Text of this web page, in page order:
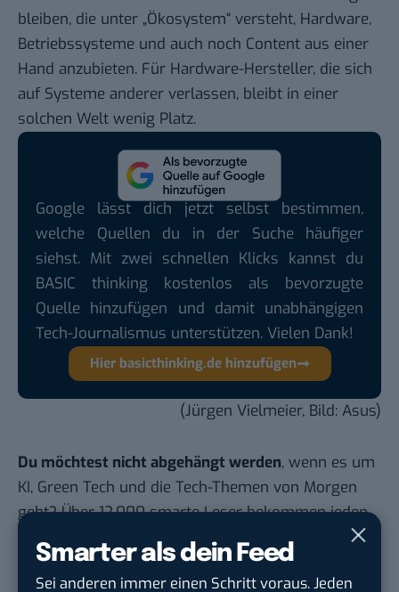
Smarter als dein Feed
Sei anderen immer einen Schritt voraus. Jeden
bleiben, die unter „Ökosystem“ versteht, Hardware,
Betriebssysteme und auch noch Content aus einer
Hand anzubieten. Für Hardware-Hersteller, die sich
auf Systeme anderer verlassen, bleibt in einer
solchen Welt wenig Platz.
Google lässt dich jetzt selbst bestimmen,
welche Quellen du in der Suche häufiger
siehst. Mit zwei schnellen Klicks kannst du
BASIC thinking kostenlos als bevorzugte
Quelle hinzufügen und damit unabhängigen
Tech-Journalismus unterstützen. Vielen Dank!
Hier basicthinking.de hinzufügen
(Jürgen Vielmeier, Bild: Asus)
Du möchtest nicht abgehängt werden, wenn es um
KI, Green Tech und die Tech-Themen von Morgen
geht? Über 12.000 smarte Leser bekommen jeden
Tag UPDATE, unser Tech-Briefing mit den
wichtigsten News des Tages – und sichern sich
damit ihren Vorsprung.Hier kannst du dich